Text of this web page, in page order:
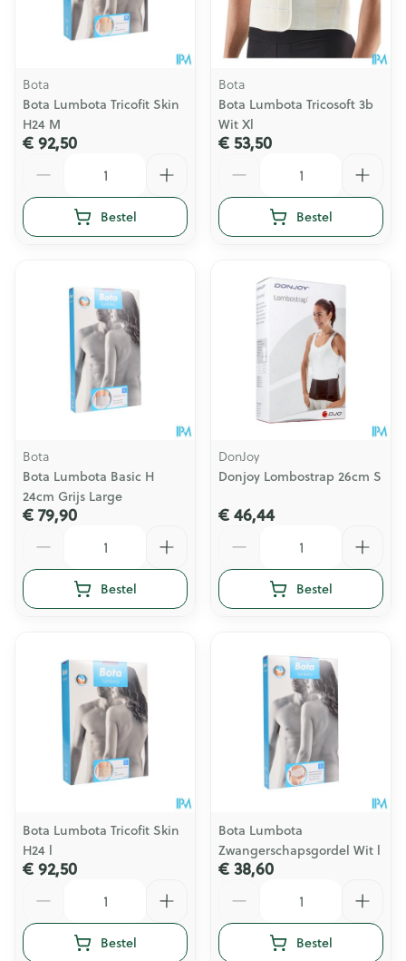
Bota
Bota Lumbota Tricofit Skin
H24 M
€ 92,50
Bestel
Bota
Bota Lumbota Tricosoft 3b
Wit Xl
€ 53,50
Bestel
Bota
Bota Lumbota Basic H
24cm Grijs Large
€ 79,90
Bestel
DonJoy
Donjoy Lombostrap 26cm S
€ 46,44
Bestel
Bota Lumbota Tricofit Skin
H24 l
€ 92,50
Bestel
Bota Lumbota
Zwangerschapsgordel Wit l
€ 38,60
Bestel